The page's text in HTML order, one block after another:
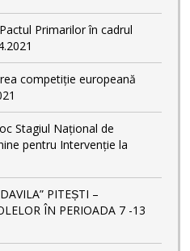
Primarilor în cadrul
competiție europeană
Stagiul Naţional de
pentru Intervenţie la
PITEȘTI –
ÎN PERIOADA 7 -13